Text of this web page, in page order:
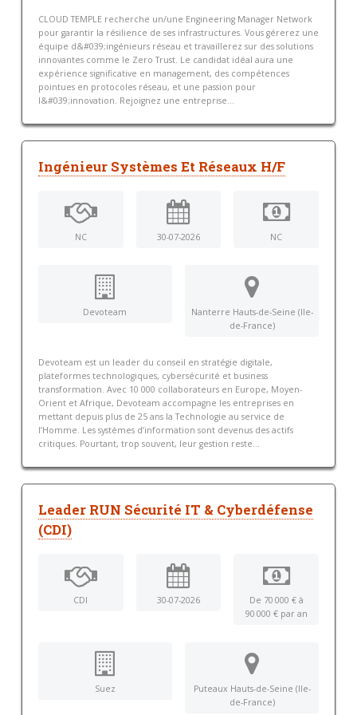
CLOUD TEMPLE recherche un/une Engineering Manager Network
pour garantir la résilience de ses infrastructures. Vous gérerez une
équipe d&#039;ingénieurs réseau et travaillerez sur des solutions
innovantes comme le Zero Trust. Le candidat idéal aura une
expérience significative en management, des compétences
pointues en protocoles réseau, et une passion pour
l&#039;innovation. Rejoignez une entreprise...
Ingénieur Systèmes Et Réseaux H/F
NC 30-07-2026 NC
Devoteam
Nanterre Hauts-de-Seine (Ile-
de-France)
Devoteam est un leader du conseil en stratégie digitale,
plateformes technologiques, cybersécurité et business
transformation. Avec 10 000 collaborateurs en Europe, Moyen-
Orient et Afrique, Devoteam accompagne les entreprises en
mettant depuis plus de 25 ans la Technologie au service de
l’Homme. Les systèmes d’information sont devenus des actifs
critiques. Pourtant, trop souvent, leur gestion reste...
Leader RUN Sécurité IT & Cyberdéfense
(CDI)
CDI 30-07-2026
De 70 000 € à
90 000 € par an
Suez
Puteaux Hauts-de-Seine (Ile-
de-France)